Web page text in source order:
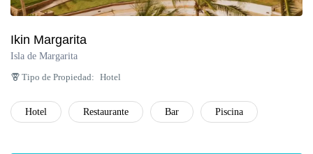
Ikin Margarita
Isla de Margarita
Tipo de Propiedad: Hotel
Hotel Restaurante Bar Piscina